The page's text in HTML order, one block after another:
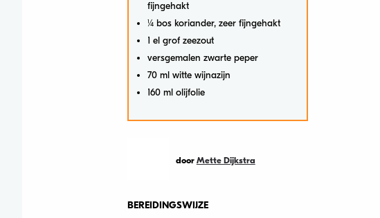
fijngehakt
¼ bos koriander, zeer fijngehakt
1 el grof zeezout
versgemalen zwarte peper
70 ml witte wijnazijn
160 ml olijfolie
door Mette Dijkstra
BEREIDINGSWIJZE